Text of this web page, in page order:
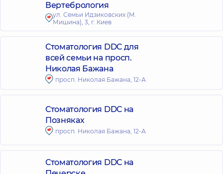
Вертебрология
ул. Семьи Идзиковских (М.
Мишина), 3, г. Киев
Стоматология DDC для
всей семьи на просп.
Николая Бажана
просп. Николая Бажана, 12-А
Стоматология DDC на
Позняках
просп. Николая Бажана, 12-А
Стоматология DDC на